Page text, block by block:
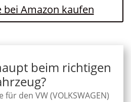
bei Amazon kaufen
beim richtigen
den VW (VOLKSWAGEN)